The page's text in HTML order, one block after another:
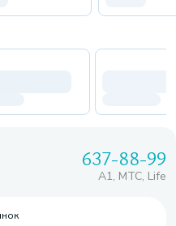
637-88-99
A1, МТС, Life